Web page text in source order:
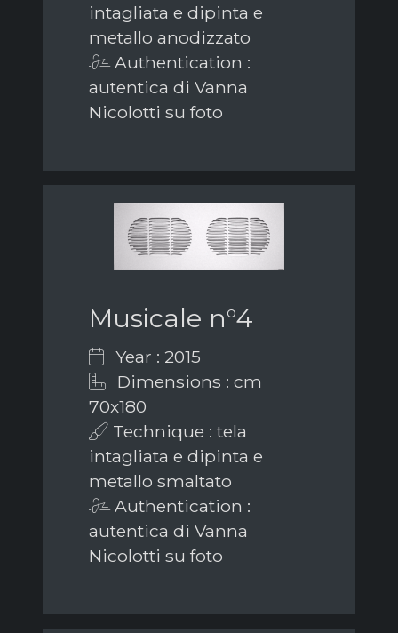
intagliata e dipinta e
metallo anodizzato
Authentication :
autentica di Vanna
Nicolotti su foto
Musicale n°4
Year : 2015
Dimensions : cm
70x180
Technique : tela
intagliata e dipinta e
metallo smaltato
Authentication :
autentica di Vanna
Nicolotti su foto